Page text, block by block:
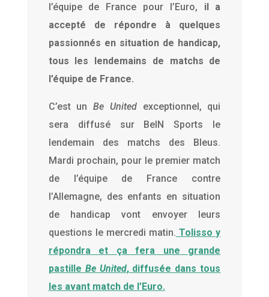
l’équipe de France pour l’Euro, il a
accepté de répondre à quelques
passionnés en situation de handicap,
tous les lendemains de matchs de
l’équipe de France.
C’est unBe Unitedexceptionnel, qui
sera diffusé sur BeIN Sports le
lendemain des matchs des Bleus.
Mardi prochain, pour le premier match
de l’équipe de France contre
l’Allemagne, des enfants en situation
de handicap vont envoyer leurs
questions le mercredi matin. Tolisso y
répondra et ça fera une grande
pastille Be United, diffusée dans tous
les avant match de l’Euro.